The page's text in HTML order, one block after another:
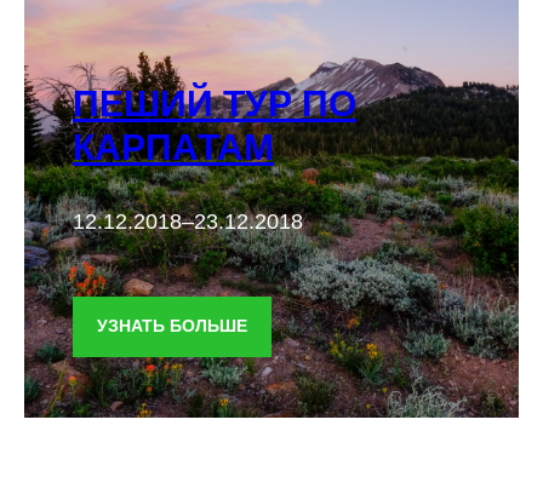
ПЕШИЙ ТУР ПО
КАРПАТАМ
12.12.2018–23.12.2018
УЗНАТЬ БОЛЬШЕ